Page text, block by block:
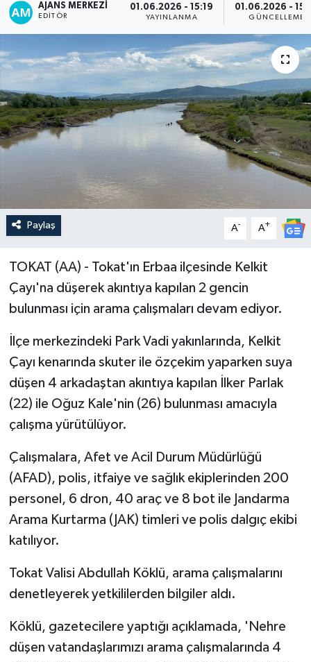
AJANS MERKEZI
EDITÖR
01.06.2026 - 15:19
YAYINLANMA
01.06.2026 -
GÜNCELLEME
Paylaş A- A+
TOKAT (AA) - Tokat'ın Erbaa ilçesinde Kelkit
Çayı'na düşerek akıntıya kapılan 2 gencin
bulunması için arama çalışmaları devam ediyor.
İlçe merkezindeki Park Vadi yakınlarında, Kelkit
Çayı kenarında skuter ile özçekim yaparken suya
düşen 4 arkadaştan akıntıya kapılan İlker Parlak
(22) ile Oğuz Kale'nin (26) bulunması amacıyla
çalışma yürütülüyor.
Çalışmalara, Afet ve Acil Durum Müdürlüğü
(AFAD), polis, itfaiye ve sağlık ekiplerinden 200
personel, 6 dron, 40 araç ve 8 bot ile Jandarma
Arama Kurtarma (JAK) timleri ve polis dalgıç ekibi
katılıyor.
Tokat Valisi Abdullah Köklü, arama çalışmalarını
denetleyerek yetkililerden bilgiler aldı.
Köklü, gazetecilere yaptığı açıklamada, 'Nehre
düşen vatandaşlarımızı arama çalışmalarında 4